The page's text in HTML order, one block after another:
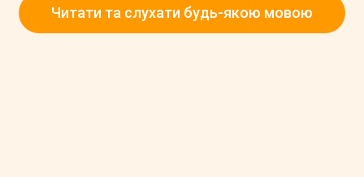
Читати та слухати будь-якою мовою